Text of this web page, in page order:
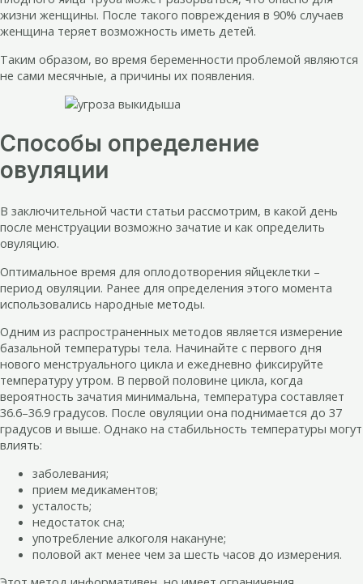
жизни женщины. После такого повреждения в 90% случаев
женщина теряет возможность иметь детей.
Таким образом, во время беременности проблемой являются
не сами месячные, а причины их появления.
Способы определение
овуляции
В заключительной части статьи рассмотрим, в какой день
после менструации возможно зачатие и как определить
овуляцию.
Оптимальное время для оплодотворения яйцеклетки –
период овуляции. Ранее для определения этого момента
использовались народные методы.
Одним из распространенных методов является измерение
базальной температуры тела. Начинайте с первого дня
нового менструального цикла и ежедневно фиксируйте
температуру утром. В первой половине цикла, когда
вероятность зачатия минимальна, температура составляет
36.6–36.9 градусов. После овуляции она поднимается до 37
градусов и выше. Однако на стабильность температуры могут
влиять:
заболевания;
прием медикаментов;
усталость;
недостаток сна;
употребление алкоголя накануне;
половой акт менее чем за шесть часов до измерения.